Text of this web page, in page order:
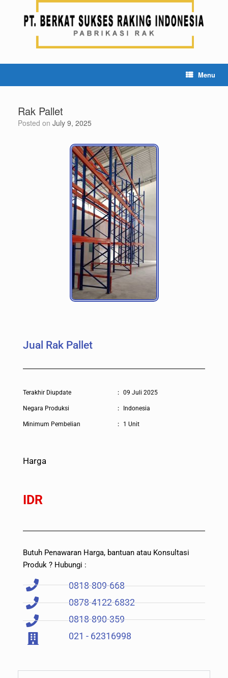
Menu
Rak Pallet
Posted on July 9, 2025
Jual Rak Pallet
Terakhir Diupdate
Negara Produksi
Minimum Pembelian
Harga
IDR
:
:
:
09 Juli 2025
Indonesia
1 Unit
Butuh Penawaran Harga, bantuan atau Konsultasi
Produk ? Hubungi :
0818-809-668
0878-4122-6832
0818-890-359
021 - 62316998